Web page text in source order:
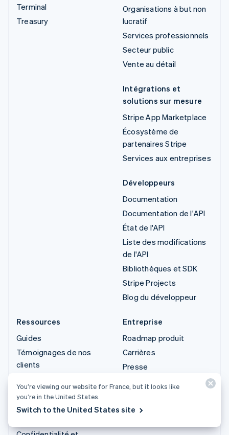
Terminal
Treasury
Organisations à but non
lucratif
Services professionnels
Secteur public
Vente au détail
Intégrations et
solutions sur mesure
Stripe App Marketplace
Écosystème de
partenaires Stripe
Services aux entreprises
Développeurs
Documentation
Documentation de l'API
État de l'API
Liste des modifications
de l'API
Bibliothèques et SDK
Stripe Projects
Blog du développeur
Ressources
Guides
Témoignages de nos
clients
Communauté
Sessions : conférence
Entreprise
Roadmap produit
Carrières
Presse
You’re viewing our website for France, but it looks like
you’re in the United States.
Switch to the United States site